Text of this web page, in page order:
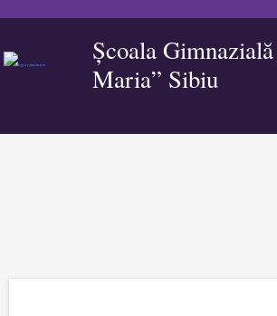
Școala
Maria” Sibiu